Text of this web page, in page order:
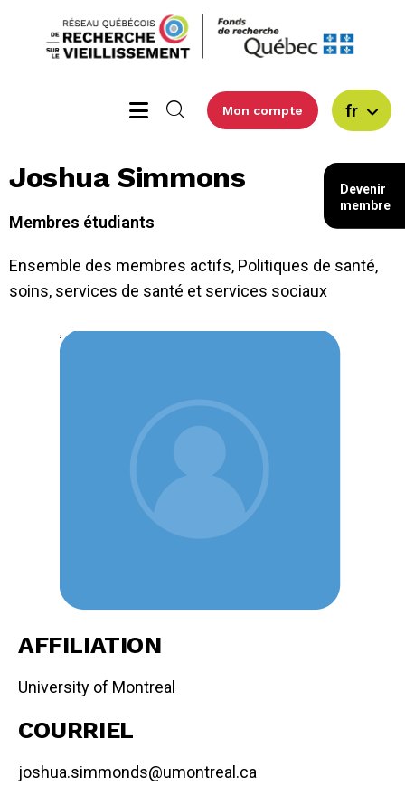
Mon compte fr
Joshua Simmons
Membres étudiants
Ensemble des membres actifs, Politiques de santé,
soins, services de santé et services sociaux
AFFILIATION
University of Montreal
COURRIEL
joshua.simmonds@umontreal.ca
Devenir
membre